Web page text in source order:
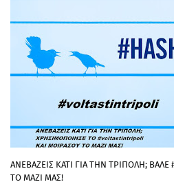
ΑΝΕΒΑΖΕΙΣ ΚΑΤΙ ΓΙΑ ΤΗΝ ΤΡΙΠΟΛΗ;
ΤΟ ΜΑΖΙ ΜΑΣ!